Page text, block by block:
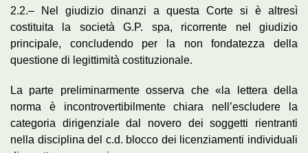
2.2.– Nel giudizio dinanzi a questa Corte si è altresì
costituita la società G.P. spa, ricorrente nel giudizio
principale, concludendo per la non fondatezza della
questione di legittimità costituzionale.
La parte preliminarmente osserva che «la lettera della
norma è incontrovertibilmente chiara nell’escludere la
categoria dirigenziale dal novero dei soggetti rientranti
nella disciplina del c.d. blocco dei licenziamenti individuali